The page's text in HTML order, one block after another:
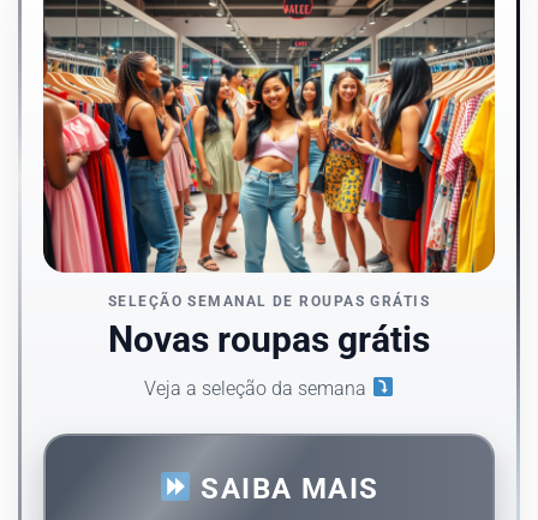
SELEÇÃO SEMANAL DE ROUPAS GRÁTIS
Novas roupas grátis
Veja a seleção da semana
SAIBA MAIS